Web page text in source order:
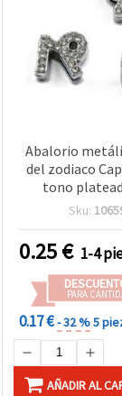
Abalorio
del zodiaco
tono
cristales, 11
bisutería y
Sku:
0.25€ 1-4
PARA
0.17 €- 32 %5
AÑADIR AL